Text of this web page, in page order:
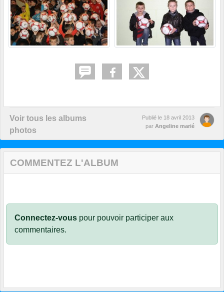
Voir tous les albums
photos
Publié le 18 avril 2013
par Angeline marié
COMMENTEZ L'ALBUM
Connectez-vous pour pouvoir participer aux
commentaires.